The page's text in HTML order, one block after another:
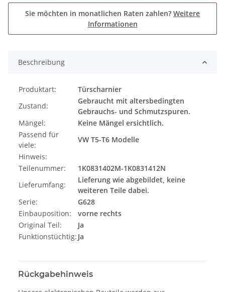
Sie möchten in monatlichen Raten zahlen? Weitere
Informationen
Beschreibung
Produktart:
Türscharnier
Zustand:
Gebraucht mit altersbedingten
Gebrauchs- und Schmutzspuren.
Mängel:
Keine Mängel ersichtlich.
Passend für
viele:
VW T5-T6 Modelle
Hinweis:
Teilenummer:
1K0831402M-1K0831412N
Lieferumfang:
Lieferung wie abgebildet, keine
weiteren Teile dabei.
Serie:
G628
Einbauposition:
vorne rechts
Original Teil:
Ja
Funktionstüchtig: Ja
Rückgabehinweis